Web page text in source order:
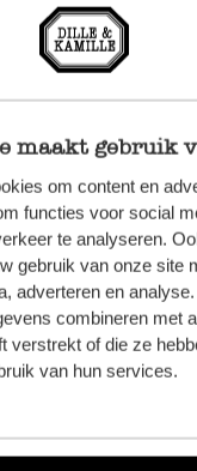
maakt gebruik
om content en
functies voor social
te analyseren.
gebruik van onze site
adverteren en
combineren met
verstrekt of die ze
van hun services.
in der Nähe
oder Tipps und Hilfe
Kundenservice.
häufig gestellte Fragen.